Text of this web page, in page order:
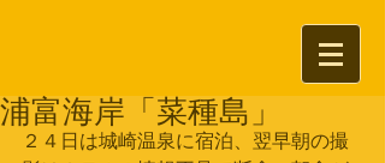
浦富海岸「菜種島」
２４日は城崎温泉に宿泊、翌早朝の撮